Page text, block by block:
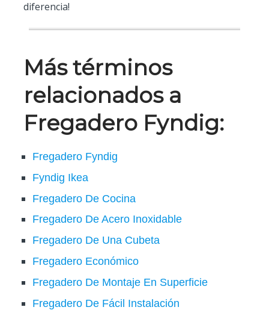
diferencia!
Más términos
relacionados a
Fregadero Fyndig:
Fregadero Fyndig
Fyndig Ikea
Fregadero De Cocina
Fregadero De Acero Inoxidable
Fregadero De Una Cubeta
Fregadero Económico
Fregadero De Montaje En Superficie
Fregadero De Fácil Instalación